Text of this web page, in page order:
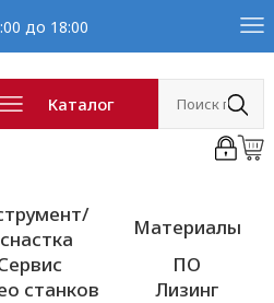
до 18:00
Каталог
Материалы
ПО
станков Лизинг